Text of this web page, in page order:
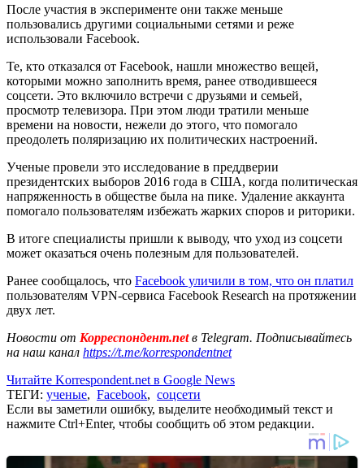
После участия в эксперименте они также меньше
пользовались другими социальными сетями и реже
использовали Facebook.
Те, кто отказался от Facebook, нашли множество вещей,
которыми можно заполнить время, ранее отводившееся
соцсети. Это включило встречи с друзьями и семьей,
просмотр телевизора. При этом люди тратили меньше
времени на новости, нежели до этого, что помогало
преодолеть поляризацию их политических настроений.
Ученые провели это исследование в преддверии
президентских выборов 2016 года в США, когда политическая
напряженность в обществе была на пике. Удаление аккаунта
помогало пользователям избежать жарких споров и риторики.
В итоге специалисты пришли к выводу, что уход из соцсети
может оказаться очень полезным для пользователей.
Ранее сообщалось, что Facebook уличили в том, что он платил
пользователям VPN-сервиса Facebook Research на протяжении
двух лет.
Новости от Корреспондент.netв Telegram. Подписывайтесь
на наш канал https://t.me/korrespondentnet
Читайте Korrespondent.net в Google News
ТЕГИ: ученые, Facebook, соцсети
Если вы заметили ошибку, выделите необходимый текст и
нажмите Ctrl+Enter, чтобы сообщить об этом редакции.